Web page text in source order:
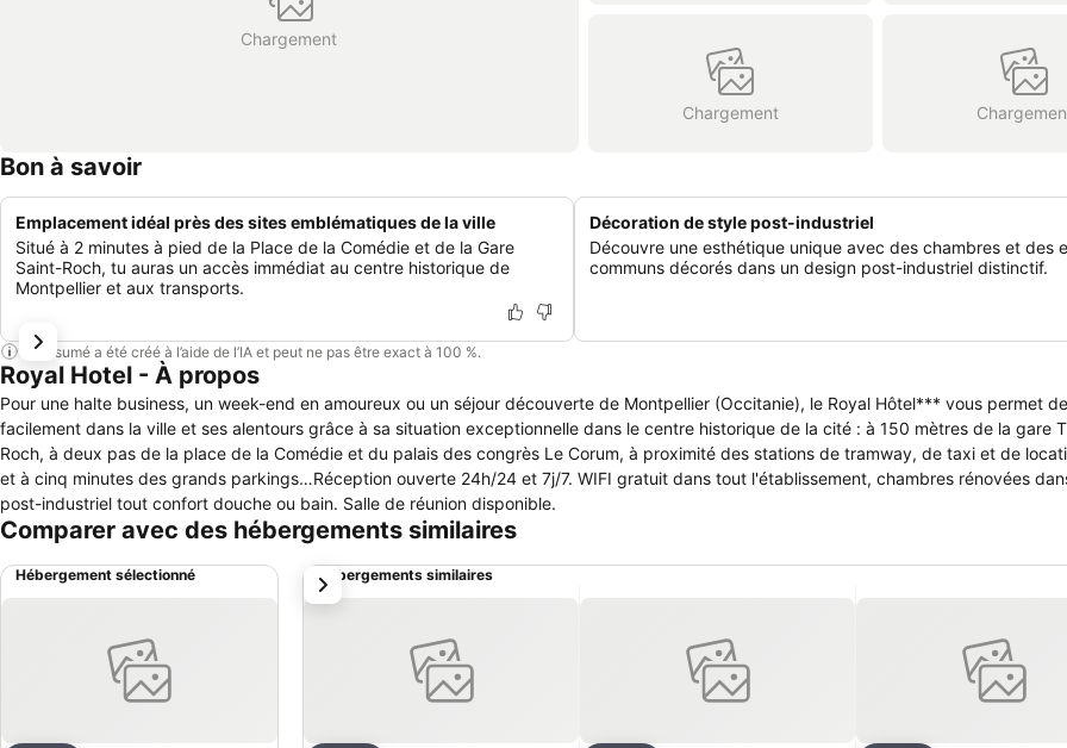
Chargement
Chargement
Bon à savoir
Emplacement idéal près des sites emblématiques de la ville
Situé à 2 minutes à pied de la Place de la Comédie et de la Gare
Saint-Roch, tu auras un accès immédiat au centre historique de
Montpellier et aux transports.
Décoration de style post-industriel
Découvre une esthétique unique avec des chambres et des
communs décorés dans un design post-industriel distinctif.
Ce résumé a été créé à l’aide de l’IA et peut ne pas être exact à 100 %.
Royal Hotel - À propos
Pour une halte business, un week-end en amoureux ou un séjour découverte de Montpellier (Occitanie), le Royal Hôtel*** vous permet
facilement dans la ville et ses alentours grâce à sa situation exceptionnelle dans le centre historique de la cité : à 150 mètres de la gare
Roch, à deux pas de la place de la Comédie et du palais des congrès Le Corum, à proximité des stations de tramway, de taxi et de
et à cinq minutes des grands parkings…Réception ouverte 24h/24 et 7j/7. WIFI gratuit dans tout l'établissement, chambres rénovées
post-industriel tout confort douche ou bain. Salle de réunion disponible.
Comparer avec des hébergements similaires
Hébergement sélectionné Hébergements similaires
suivant